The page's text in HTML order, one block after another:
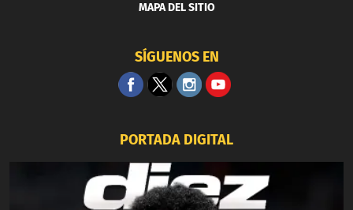
MAPA DEL SITIO
SÍGUENOS EN
PORTADA DIGITAL